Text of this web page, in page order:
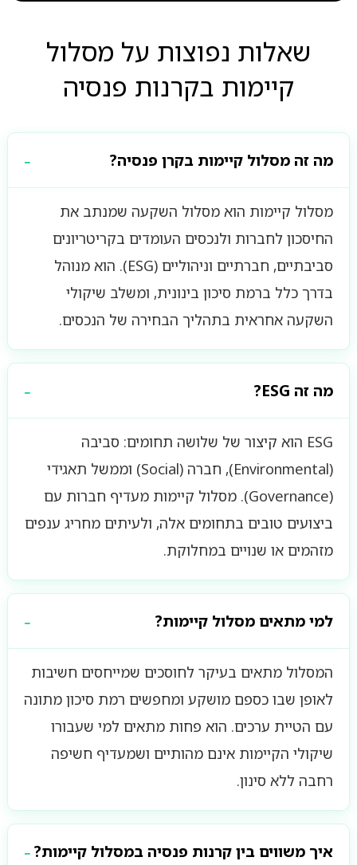
שאלות נפוצות על מסלול
קיימות בקרנות פנסיה
מה זה מסלול קיימות בקרן פנסיה?
מסלול קיימות הוא מסלול השקעה שמנתב את
החיסכון לחברות ולנכסים העומדים בקריטריונים
סביבתיים, חברתיים וניהוליים (ESG). הוא מנוהל
בדרך כלל ברמת סיכון בינונית, ומשלב שיקולי
השקעה אחראית בתהליך הבחירה של הנכסים.
מה זה ESG?
ESG הוא קיצור של שלושה תחומים: סביבה
(Environmental), חברה (Social) וממשל תאגידי
(Governance). מסלול קיימות מעדיף חברות עם
ביצועים טובים בתחומים אלה, ולעיתים מחריג ענפים
מזהמים או שנויים במחלוקת.
למי מתאים מסלול קיימות?
המסלול מתאים בעיקר לחוסכים שמייחסים חשיבות
לאופן שבו כספם מושקע ומחפשים רמת סיכון מתונה
עם הטיית ערכים. הוא פחות מתאים למי שעבורו
שיקולי הקיימות אינם מהותיים ושמעדיף חשיפה
רחבה ללא סינון.
איך משווים בין קרנות פנסיה במסלול קיימות?